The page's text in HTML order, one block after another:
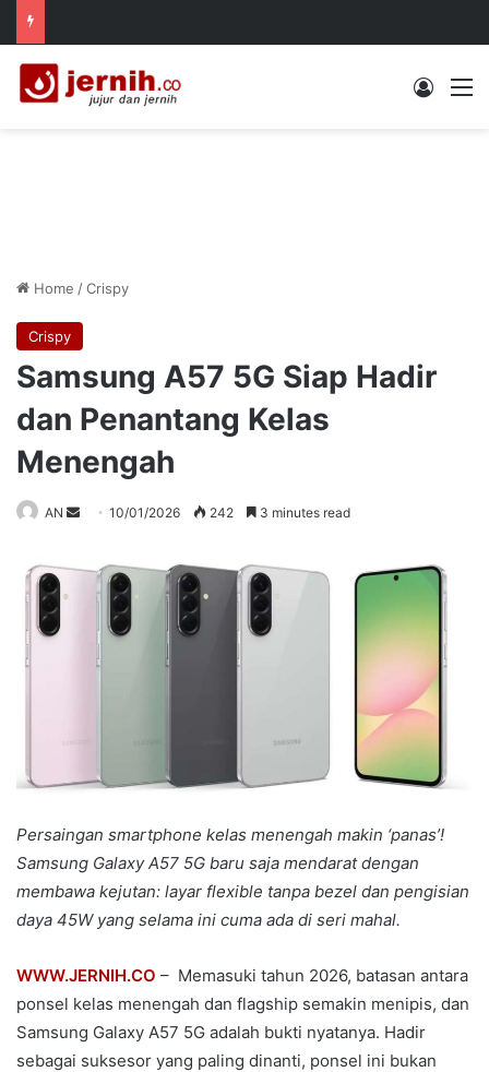
Log In
Home /Crispy
Crispy
Samsung A57 5G Siap Hadir
dan Penantang Kelas
Menengah
AN
Send
email
10/01/2026 242 3 minutes read
Persaingan smartphone kelas menengah makin ‘panas’!
Samsung Galaxy A57 5G baru saja mendarat dengan
membawa kejutan: layar flexible tanpa bezel dan pengisian
daya 45W yang selama ini cuma ada di seri mahal.
WWW.JERNIH.CO – Memasuki tahun 2026, batasan antara
ponsel kelas menengah dan flagship semakin menipis, dan
Samsung Galaxy A57 5G adalah bukti nyatanya. Hadir
sebagai suksesor yang paling dinanti, ponsel ini bukan